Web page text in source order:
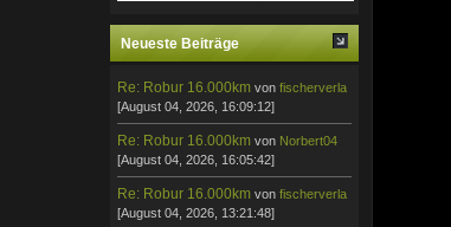
Neueste Beiträge
Re: Robur 16.000km vonfischerverla
[August 04, 2026, 16:09:12]
Re: Robur 16.000km von Norbert04
[August 04, 2026, 16:05:42]
Re: Robur 16.000km vonfischerverla
[August 04, 2026, 13:21:48]